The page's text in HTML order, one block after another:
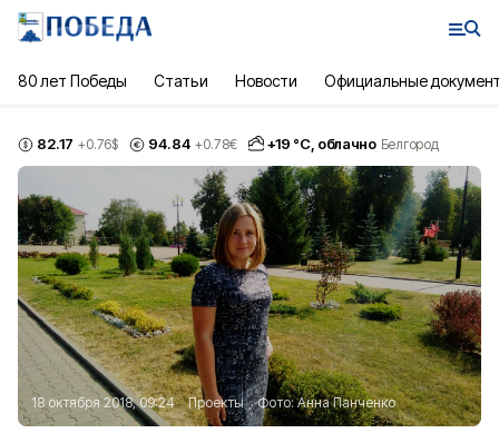
80 лет Победы Статьи Новости Официальные
82.17 +0.76$ 94.84 +0.78€ +19 °С, облачно Белгород
18 октября 2018, 09:24 Проекты Фото:Анна Панченко